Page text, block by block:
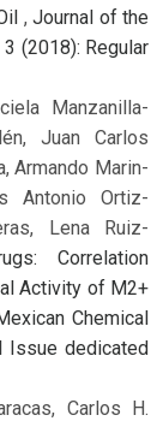
,Journal of the
(2018): Regular
Manzanilla-
Juan Carlos
Armando Marin-
Antonio Ortiz-
Lena Ruiz-
Correlation
Activity of M2+
Chemical
Issue dedicated
Carlos H.